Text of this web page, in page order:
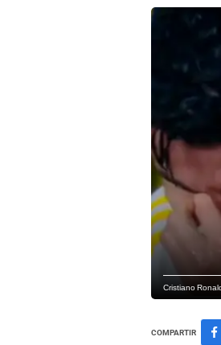
Cristiano
COMPARTIR